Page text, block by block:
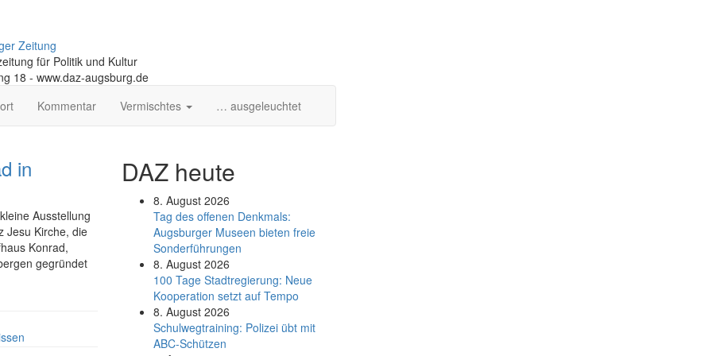
Zeitung
für Politik und Kultur
18 - www.daz-augsburg.de
Kommentar Vermischtes … ausgeleuchtet
in
Ausstellung
Jesu Kirche, die
Konrad,
gegründet
DAZ heute
8. August 2026
Tag des offenen Denkmals:
Augsburger Museen bieten freie
Sonderführungen
8. August 2026
100 Tage Stadtregierung: Neue
Kooperation setzt auf Tempo
8. August 2026
Schul­weg­trai­ning: Poli­zei übt mit
ABC-Schüt­zen